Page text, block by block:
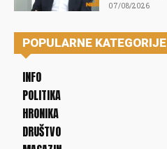
07/08/2026
POPULARNE KATEGORIJE
INFO
POLITIKA
HRONIKA
DRUŠTVO